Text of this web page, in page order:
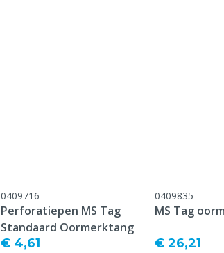
0409716
Perforatiepen MS Tag
Standaard Oormerktang
€ 4,61
0409835
MS Tag
€ 26,21